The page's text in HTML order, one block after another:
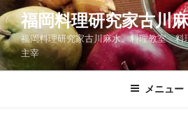
ン
テ
ン
ツ
福岡料理研究家古川
福岡料理研究家古川麻水。料理教室 料
主宰
メニュー